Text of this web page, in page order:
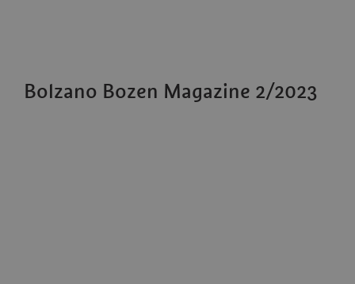
Bolzano Bozen Magazine 2/2023